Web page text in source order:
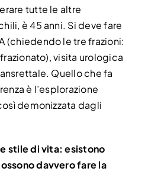
tutte le altre
è 45 anni. Si deve fare
(chiedendo le tre frazioni:
visita urologica
Quello che fa
è l’esplorazione
demonizzata dagli
stile di vita: esistono
davvero fare la